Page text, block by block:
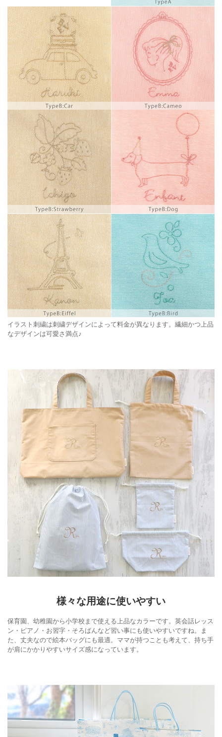
イラスト刺繍は刺繍デザインによって料金が異なります。繊細かつ上品
なデザインは可愛さ満点♪
様々な用途に使いやすい
保育園、幼稚園から小学校まで使える上品なカラーです。英会話レッス
ン・ピアノ・お習字・そろばんなど習い事にも使いやすいですね。ま
た、丈夫なので絵本バッグにも最適。ママが持つことも考えて、持ち手
が肩にかかりやすいサイズ感になっています。